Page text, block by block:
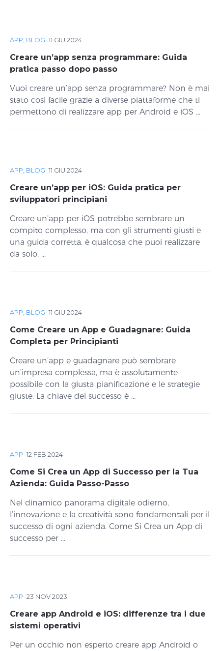
APP BLOG ·11 GIU 2024
Creare un’app senza programmare: Guida
pratica passo dopo passo
Vuoi creare un’app senza programmare? Non è mai
stato così facile grazie a diverse piattaforme che ti
permettono di realizzare app per Android e iOS ...
APP BLOG ·11 GIU 2024
Creare un’app per iOS: Guida pratica per
sviluppatori principiani
Creare un’app per iOS potrebbe sembrare un
compito complesso, ma con gli strumenti giusti e
una guida corretta, è qualcosa che puoi realizzare
da solo. ...
APP BLOG ·11 GIU 2024
Come Creare un App e Guadagnare: Guida
Completa per Principianti
Creare un’app e guadagnare può sembrare
un’impresa complessa, ma è assolutamente
possibile con la giusta pianificazione e le strategie
giuste. La chiave del successo è ...
APP ·12 FEB 2024
Come Si Crea un App di Successo per la Tua
Azienda: Guida Passo-Passo
Nel dinamico panorama digitale odierno,
l’innovazione e la creatività sono fondamentali per il
successo di ogni azienda. Come Si Crea un App di
successo per ...
APP ·23 NOV 2023
Creare app Android e iOS: differenze tra i due
sistemi operativi
Per un occhio non esperto creare app Android o